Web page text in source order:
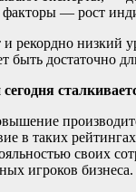
— рост
рекордно низкий
быть достаточно
в таких
своих
игроков бизнеса.